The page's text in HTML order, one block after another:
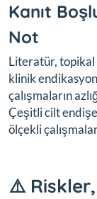
Kanıt
Not
Literatür, topikal
klinik
çalışmaların
Çeşitli cilt
ölçekli
⚠️